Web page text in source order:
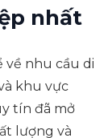
nhất
về nhu cầu di
khu vực
tín đã mở
lượng và